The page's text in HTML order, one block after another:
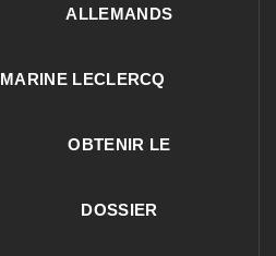
ALLEMANDS
MARINE LECLERCQ
OBTENIR LE
DOSSIER